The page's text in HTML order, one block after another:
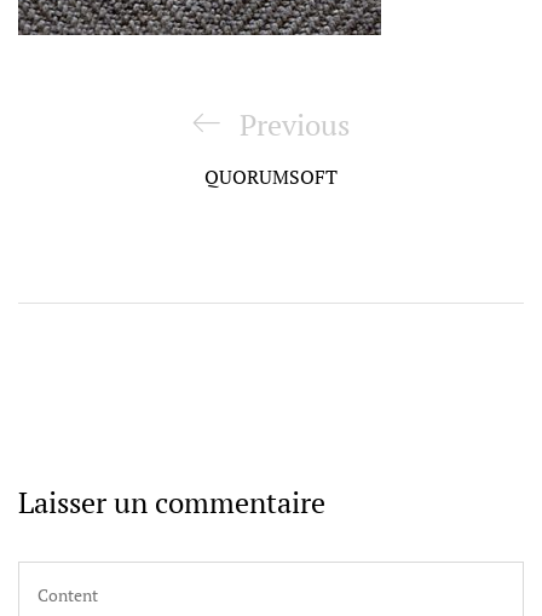
Previous
Post
Previous
QUORUMSOFT
Laisser un commentaire